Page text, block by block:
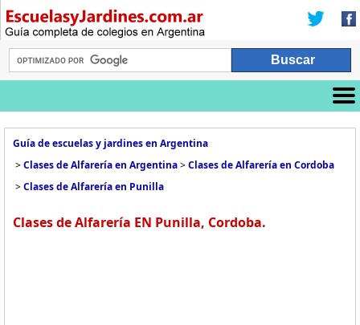
Guía de escuelas y jardines en Argentina
>Clases de Alfarería en Argentina>Clases de Alfarería en Cordoba
>Clases de Alfarería en Punilla
Clases de Alfarería EN Punilla, Cordoba.